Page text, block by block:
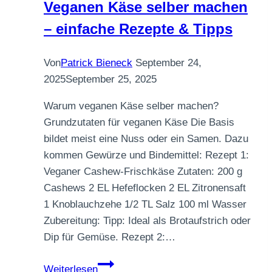
Veganen Käse selber machen
– einfache Rezepte & Tipps
VonPatrick Bieneck September 24,
2025September 25, 2025
Warum veganen Käse selber machen?
Grundzutaten für veganen Käse Die Basis
bildet meist eine Nuss oder ein Samen. Dazu
kommen Gewürze und Bindemittel: Rezept 1:
Veganer Cashew-Frischkäse Zutaten: 200 g
Cashews 2 EL Hefeflocken 2 EL Zitronensaft
1 Knoblauchzehe 1/2 TL Salz 100 ml Wasser
Zubereitung: Tipp: Ideal als Brotaufstrich oder
Dip für Gemüse. Rezept 2:…
Weiterlesen
Veganen